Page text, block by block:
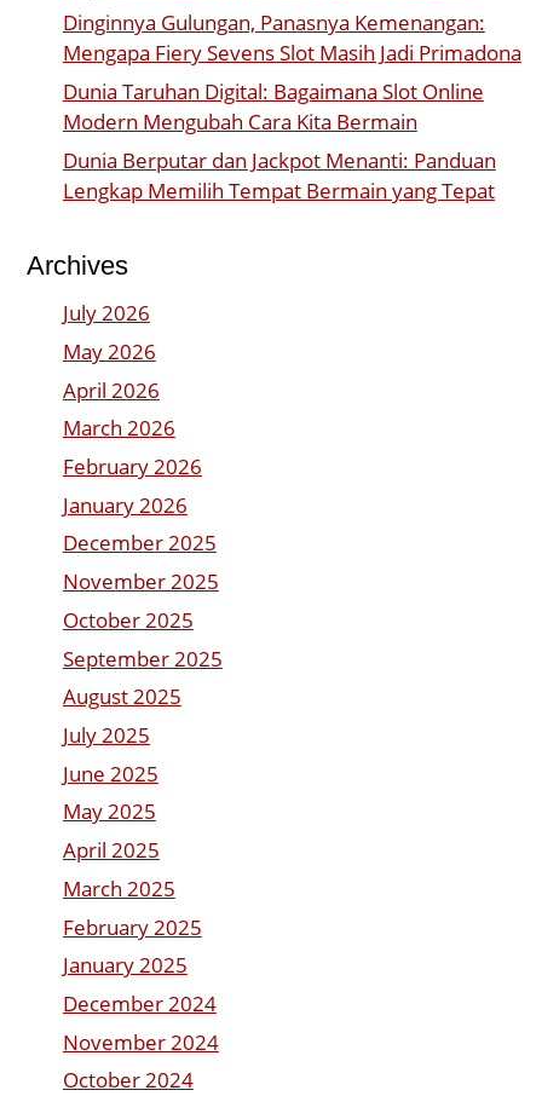
Dinginnya Gulungan, Panasnya Kemenangan:
Mengapa Fiery Sevens Slot Masih Jadi Primadona
Dunia Taruhan Digital: Bagaimana Slot Online
Modern Mengubah Cara Kita Bermain
Dunia Berputar dan Jackpot Menanti: Panduan
Lengkap Memilih Tempat Bermain yang Tepat
Archives
July 2026
May 2026
April 2026
March 2026
February 2026
January 2026
December 2025
November 2025
October 2025
September 2025
August 2025
July 2025
June 2025
May 2025
April 2025
March 2025
February 2025
January 2025
December 2024
November 2024
October 2024